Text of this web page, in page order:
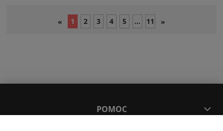
« 1 2 3 4 5 ... 11 »
POMOC